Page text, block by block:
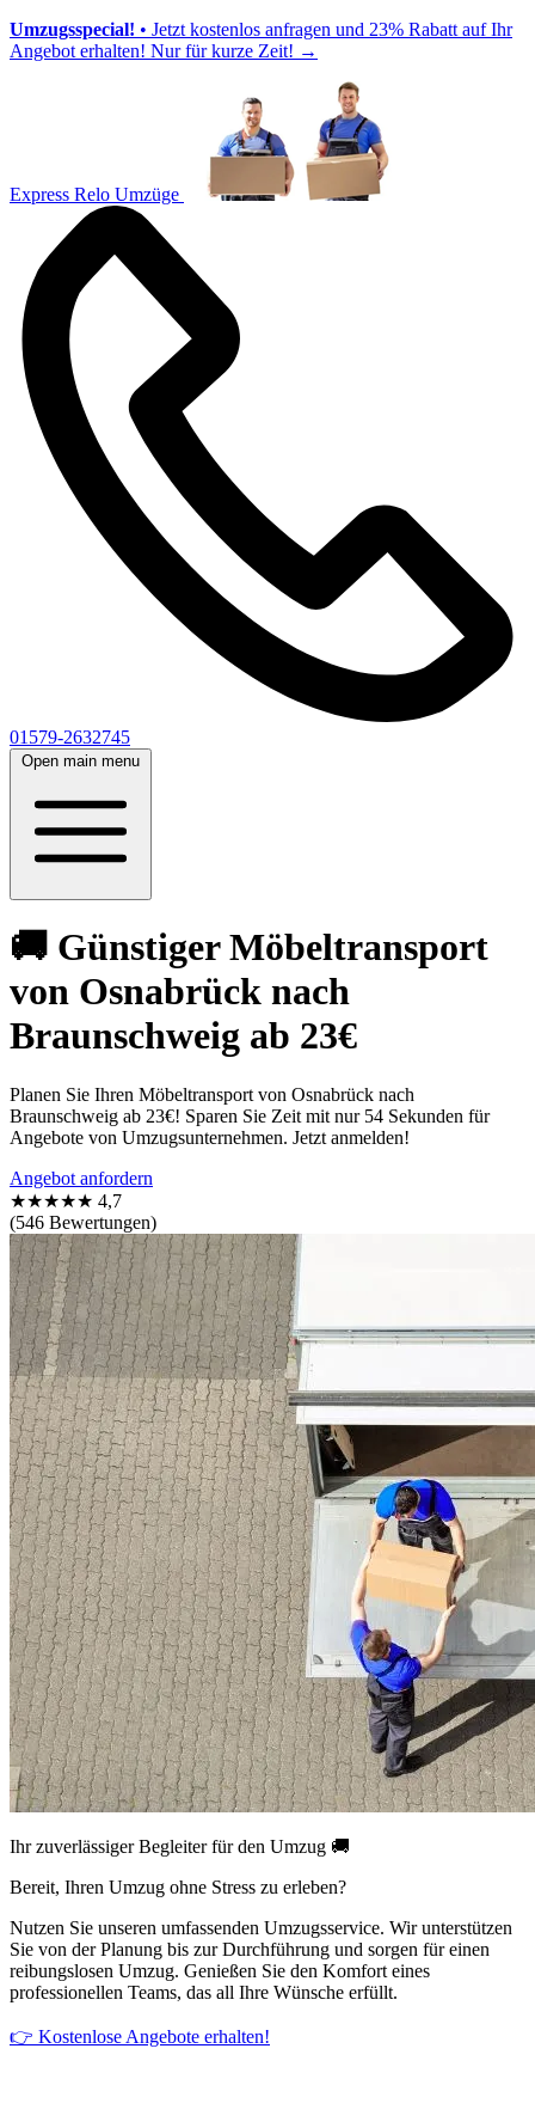
Umzugsspecial! • Jetzt kostenlos anfragen und 23% Rabatt auf Ihr
Angebot erhalten! Nur für kurze Zeit! →
Express Relo Umzüge
01579-2632745
Open main menu
🚚 Günstiger Möbeltransport
von Osnabrück nach
Braunschweig ab 23€
Planen Sie Ihren Möbeltransport von Osnabrück nach
Braunschweig ab 23€! Sparen Sie Zeit mit nur 54 Sekunden für
Angebote von Umzugsunternehmen. Jetzt anmelden!
Angebot anfordern
★★★★★ 4,7
(546 Bewertungen)
Ihr zuverlässiger Begleiter für den Umzug 🚚
Bereit, Ihren Umzug ohne Stress zu erleben?
Nutzen Sie unseren umfassenden Umzugsservice. Wir unterstützen
Sie von der Planung bis zur Durchführung und sorgen für einen
reibungslosen Umzug. Genießen Sie den Komfort eines
professionellen Teams, das all Ihre Wünsche erfüllt.
👉 Kostenlose Angebote erhalten!